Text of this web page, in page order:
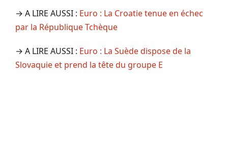
→ A LIRE AUSSI : Euro : La Croatie tenue en échec
par la République Tchèque
→ A LIRE AUSSI : Euro : La Suède dispose de la
Slovaquie et prend la tête du groupe E